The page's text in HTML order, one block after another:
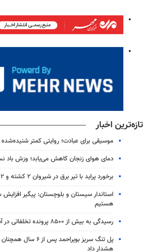
تازه‌ترین اخبار
موسیقی برای عبادت؛ روایتی کمتر
دمای هوای زنجان کاهش می‌یابد؛ وزش باد
برخورد پراید با تیر برق در شیروان ۲ کشته و ۲ مصدوم داشت
استاندار سیستان و بلوچستان: پیگیر
هستیم
رسیدگی به بیش از ۸۵۰۰ پرونده تخلفاتی در آذربایجان غربی
پل تنگ سریز بویراحمد
هشدار داد